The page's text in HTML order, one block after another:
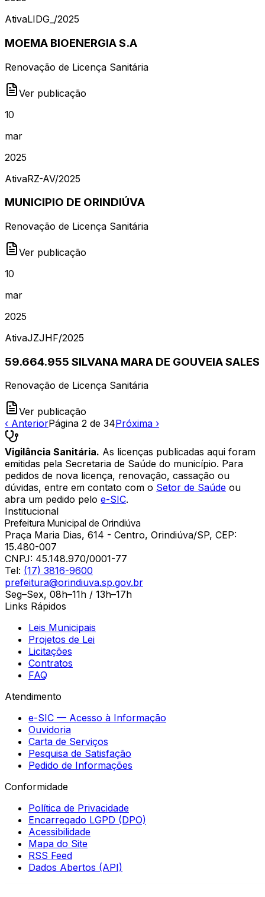
AtivaLIDG_ /2025
MOEMA BIOENERGIA S.A
Renovação de Licença Sanitária
Ver publicação
10
mar
2025
AtivaRZ-AV/2025
MUNICIPIO DE ORINDIÚVA
Renovação de Licença Sanitária
Ver publicação
10
mar
2025
AtivaJZJHF/2025
59.664.955 SILVANA MARA DE GOUVEIA SALES
Renovação de Licença Sanitária
Ver publicação
‹ AnteriorPágina 2 de 34Próxima ›
Vigilância Sanitária. As licenças publicadas aqui foram
emitidas pela Secretaria de Saúde do município. Para
pedidos de nova licença, renovação, cassação ou
dúvidas, entre em contato com o Setor de Saúde ou
abra um pedido pelo e-SIC.
Institucional
Prefeitura Municipal de Orindiúva
Praça Maria Dias, 614 - Centro, Orindiúva/SP, CEP:
15.480-007
CNPJ: 45.148.970/0001-77
Tel: (17) 3816-9600
prefeitura@orindiuva.sp.gov.br
Seg–Sex, 08h–11h / 13h–17h
Links Rápidos
Leis Municipais
Projetos de Lei
Licitações
Contratos
FAQ
Atendimento
e-SIC — Acesso à Informação
Ouvidoria
Carta de Serviços
Pesquisa de Satisfação
Pedido de Informações
Conformidade
Política de Privacidade
Encarregado LGPD (DPO)
Acessibilidade
Mapa do Site
RSS Feed
Dados Abertos (API)